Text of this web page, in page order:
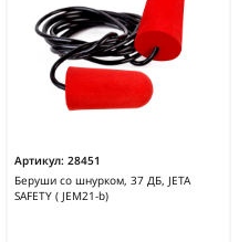
Артикул: 28451
Беруши со шнурком, 37 ДБ, JETA
SAFETY ( JEM21-b)